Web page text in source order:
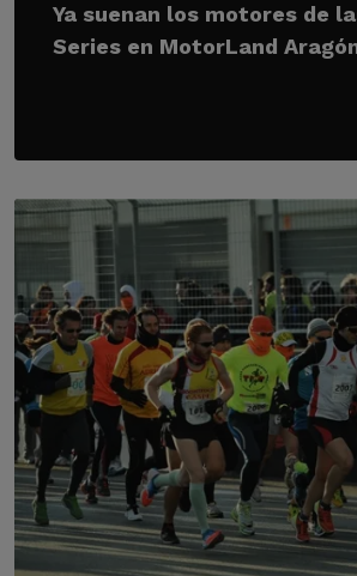
Ya suenan los motores de
Series en MotorLand